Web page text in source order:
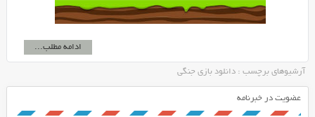
ادامه مطلب...
آرشیوهای برچسب : دانلود بازی جنگی
عضویت در خبرنامه